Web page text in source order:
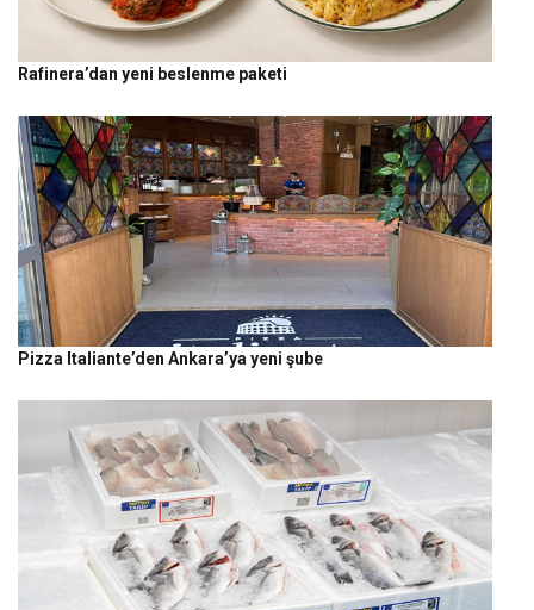
Rafinera’dan yeni beslenme paketi
Pizza Italiante’den Ankara’ya yeni şube